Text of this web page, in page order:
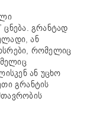
გრანტად
ან
რომელიც
ან უცხო
გრანტის